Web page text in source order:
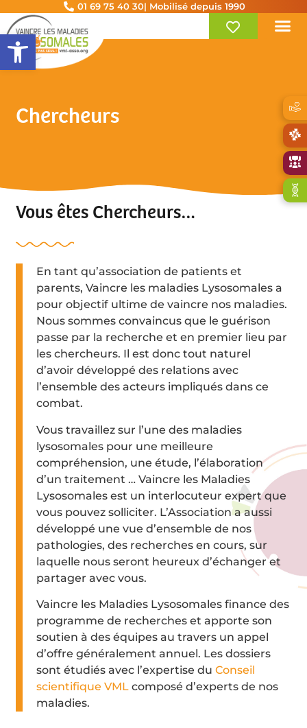
Ouvrir la barre d’outils
01 69 75 40 30| Mobilisé depuis 1990
Chercheurs
Vous êtes Chercheurs…
En tant qu’association de patients et
parents, Vaincre les maladies Lysosomales a
pour objectif ultime de vaincre nos maladies.
Nous sommes convaincus que le guérison
passe par la recherche et en premier lieu par
les chercheurs. Il est donc tout naturel
d’avoir développé des relations avec
l’ensemble des acteurs impliqués dans ce
combat.
Vous travaillez sur l’une des maladies
lysosomales pour une meilleure
compréhension, une étude, l’élaboration
d’un traitement … Vaincre les Maladies
Lysosomales est un interlocuteur expert que
vous pouvez solliciter. L’Association a aussi
développé une vue d’ensemble de nos
pathologies, des recherches en cours, sur
laquelle nous seront heureux d’échanger et
partager avec vous.
Vaincre les Maladies Lysosomales finance des
programme de recherches et apporte son
soutien à des équipes au travers un appel
d’offre généralement annuel. Les dossiers
sont étudiés avec l’expertise duConseil
scientifique VML composé d’experts de nos
maladies.